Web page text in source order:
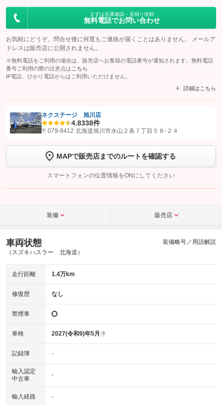
まずは在庫確認・見積り依頼
無料電話でお問い合わせ
お気軽にどうぞ。問合せ後に何度もご連絡が届くことはありません。 メールア
ドレスは販売店に公開されません。
※無料電話をご利用の場合は、販売店へお客様の電話番号が通知されます。無料電話
番号ご利用の際の注意点は こちら
IP電話、ひかり電話からはご利用いただけません。
詳細はこちら
【STEP1】認証画面でグーネットを友だち追加してから「許可する」ボタンを押
トーク画面で
ボタンをタップして問い合わせを
完了してください。
こちら
ネクステージ 旭川店
4.8338件
〒079-8412 北海道旭川市永山２条７丁目５８‐２４
MAPで販売店までのルートを確認する
スマートフォンの位置情報をONにしてください
装備 販売店
車両状態
（スズキハスラー 北海道）
装備略号／用語解説
走行距離 1.4万km
修復歴 なし
禁煙車
車検 2027(令和9)年5月 ?
記録簿 -
輸入認定
中古車
-
輸入経路 -